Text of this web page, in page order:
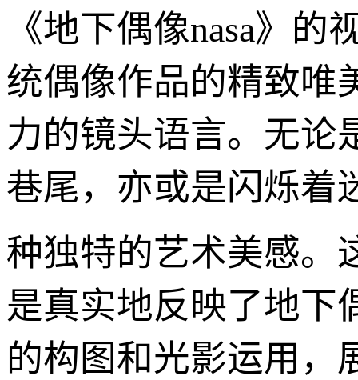
《地下偶像nasa》
统偶像作品的精致唯
力的镜头语言。无论
巷尾，亦或是闪烁着
种独特的艺术美感。
是真实地反映了地下
的构图和光影运用，